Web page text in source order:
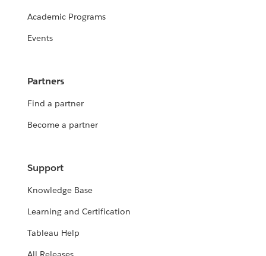
Academic Programs
Events
Partners
Find a partner
Become a partner
Support
Knowledge Base
Learning and Certification
Tableau Help